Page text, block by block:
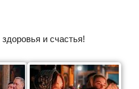
и счастья!